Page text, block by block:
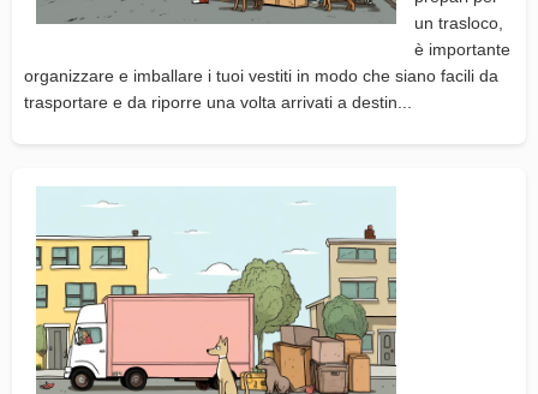
un trasloco,
è importante
organizzare e imballare i tuoi vestiti in modo che siano facili da
trasportare e da riporre una volta arrivati a destin...